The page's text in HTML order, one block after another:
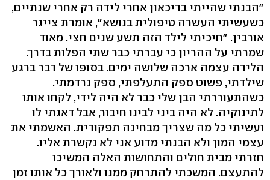
"הבנתי שהייתי בדיכאון אחרי לידה רק אחרי שנתיים,
כשעשיתי העשרה טיפולית בנושא", אומרת צייגר
אורבין. "חיכיתי לילד הזה תשע שנים חצי. מאוד
שמרתי על ההריון כי עברתי כבר שתי הפלות בדרך.
הלידה עצמה ארכה שלושה ימים. בסופו של דבר ברגע
שילדתי, פשוט ספק התעלפתי, ספק נרדמתי.
כשהתעוררתי הבן שלי כבר לא היה לידי, לקחו אותו
לתינוקיה. לא היה ביני לבינו חיבור, אבל דאגתי לו
ועשיתי כל מה שצריך מבחינה תפקודית. האשמתי את
עצמי המון ולא הבנתי מדוע אני לא נקשרת אליו.
חזרתי מבית חולים והתחושות האלה המשיכו
להתעצם. המשכתי להתרחק ממנו ולאורך כל אותו זמן